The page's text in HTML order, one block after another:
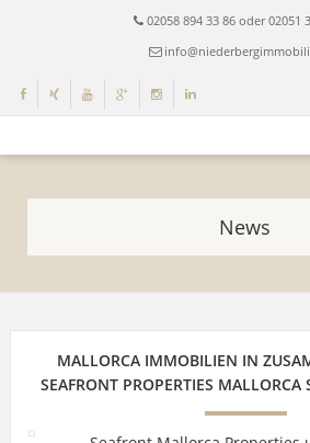
02058 894 33 86 oder 02051
News
MALLORCA IMMOBILIEN IN
SEAFRONT PROPERTIES